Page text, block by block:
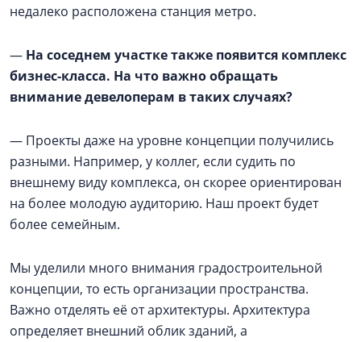
недалеко расположена станция метро.
— На соседнем участке также появится комплекс
бизнес-класса. На что важно обращать
внимание девелоперам в таких случаях?
— Проекты даже на уровне концепции получились
разными. Например, у коллег, если судить по
внешнему виду комплекса, он скорее ориентирован
на более молодую аудиторию. Наш проект будет
более семейным.
Мы уделили много внимания градостроительной
концепции, то есть организации пространства.
Важно отделять её от архитектуры. Архитектура
определяет внешний облик зданий, а